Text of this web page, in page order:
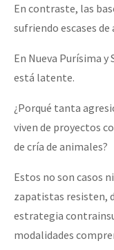
En contraste, las
sufriendo escases
En Nueva Purísima
está latente.
¿Porqué tanta
viven de proyectos
de cría de animales?
Estos no son casos
zapatistas resisten,
estrategia
modalidades